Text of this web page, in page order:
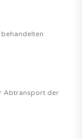
Abtransport der